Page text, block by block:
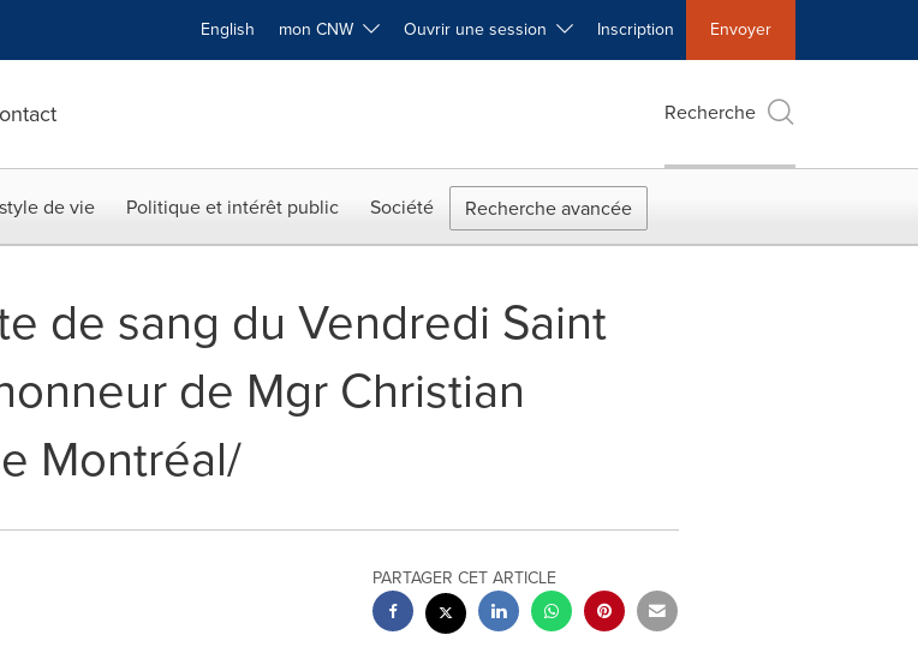
English mon CNW Ouvrir une session Inscription Envoyer
Recherche
de vie Politique et intérêt public Société Recherche avancée
de sang du Vendredi Saint
de Mgr Christian
Montréal/
PARTAGER CET ARTICLE